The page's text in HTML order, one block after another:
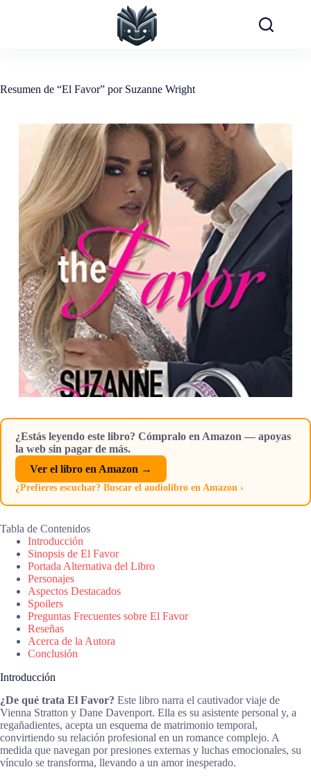
Resumen de “El Favor” por Suzanne Wright
¿Estás leyendo este libro? Cómpralo en Amazon — apoyas
la web sin pagar de más.
Ver el libro en Amazon →
¿Prefieres escuchar? Buscar el audiolibro en Amazon ›
Tabla de Contenidos
Introducción
Sinopsis de El Favor
Portada Alternativa del Libro
Personajes
Aspectos Destacados
Spoilers
Preguntas Frecuentes sobre El Favor
Reseñas
Acerca de la Autora
Conclusión
Introducción
¿De qué trata El Favor? Este libro narra el cautivador viaje de
Vienna Stratton y Dane Davenport. Ella es su asistente personal y, a
regañadientes, acepta un esquema de matrimonio temporal,
convirtiendo su relación profesional en un romance complejo. A
medida que navegan por presiones externas y luchas emocionales, su
vínculo se transforma, llevando a un amor inesperado.